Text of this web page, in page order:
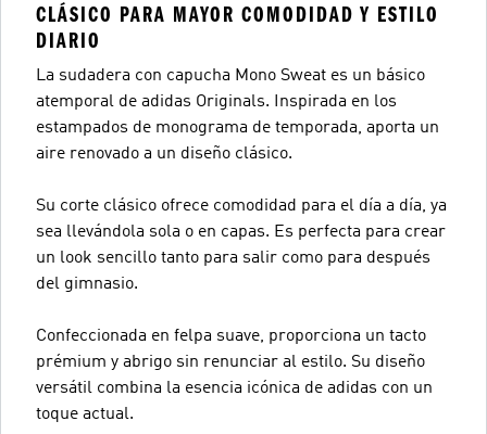
CLÁSICO PARA MAYOR COMODIDAD Y ESTILO
DIARIO
La sudadera con capucha Mono Sweat es un básico
atemporal de adidas Originals. Inspirada en los
estampados de monograma de temporada, aporta un
aire renovado a un diseño clásico.
Su corte clásico ofrece comodidad para el día a día, ya
sea llevándola sola o en capas. Es perfecta para crear
un look sencillo tanto para salir como para después
del gimnasio.
Confeccionada en felpa suave, proporciona un tacto
prémium y abrigo sin renunciar al estilo. Su diseño
versátil combina la esencia icónica de adidas con un
toque actual.